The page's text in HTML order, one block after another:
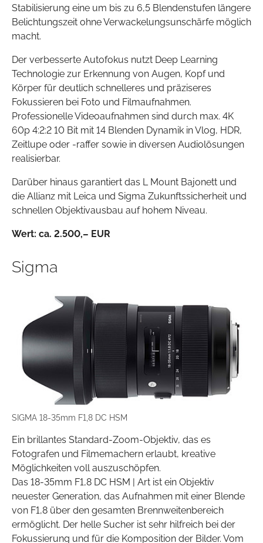
Stabilisierung eine um bis zu 6,5 Blendenstufen längere
Belichtungszeit ohne Verwackelungsunschärfe möglich
macht.
Der verbesserte Autofokus nutzt Deep Learning
Technologie zur Erkennung von Augen, Kopf und
Körper für deutlich schnelleres und präziseres
Fokussieren bei Foto und Filmaufnahmen.
Professionelle Videoaufnahmen sind durch max. 4K
60p 4:2:2 10 Bit mit 14 Blenden Dynamik in Vlog, HDR,
Zeitlupe oder -raffer sowie in diversen Audiolösungen
realisierbar.
Darüber hinaus garantiert das L Mount Bajonett und
die Allianz mit Leica und Sigma Zukunftssicherheit und
schnellen Objektivausbau auf hohem Niveau.
Wert: ca. 2.500,– EUR
Sigma
SIGMA 18-35mm F1,8 DC HSM
Ein brillantes Standard-Zoom-Objektiv, das es
Fotografen und Filmemachern erlaubt, kreative
Möglichkeiten voll auszuschöpfen.
Das 18-35mm F1,8 DC HSM | Art ist ein Objektiv
neuester Generation, das Aufnahmen mit einer Blende
von F1,8 über den gesamten Brennweitenbereich
ermöglicht. Der helle Sucher ist sehr hilfreich bei der
Fokussierung und für die Komposition der Bilder. Vom